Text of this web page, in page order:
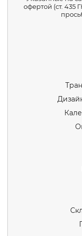
офертой (ст. 435